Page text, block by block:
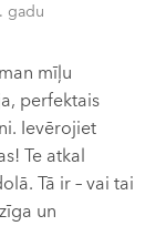
gadu
mīļu
perfektais
Ievērojiet
Te atkal
Tā ir – vai tai
un